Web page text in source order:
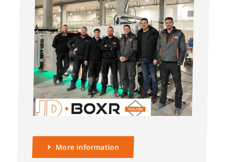
More information